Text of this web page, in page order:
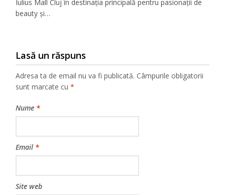
Iulius Mall Cluj în destinația principală pentru pasionații de
beauty și…
Lasă un răspuns
Adresa ta de email nu va fi publicată. Câmpurile obligatorii
sunt marcate cu*
Nume *
Email *
Site web